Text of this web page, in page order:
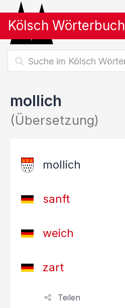
Kölsch Wörterbuch
mollich
(Übersetzung)
mollich
sanft
weich
zart
Teilen